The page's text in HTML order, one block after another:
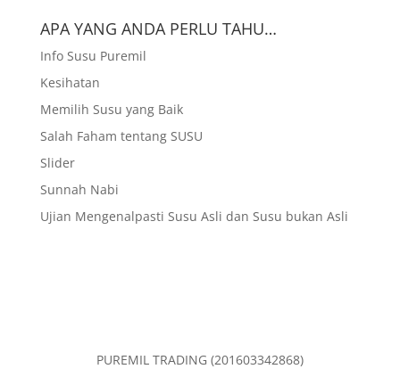
APA YANG ANDA PERLU TAHU…
Info Susu Puremil
Kesihatan
Memilih Susu yang Baik
Salah Faham tentang SUSU
Slider
Sunnah Nabi
Ujian Mengenalpasti Susu Asli dan Susu bukan Asli
PUREMIL TRADING (201603342868)